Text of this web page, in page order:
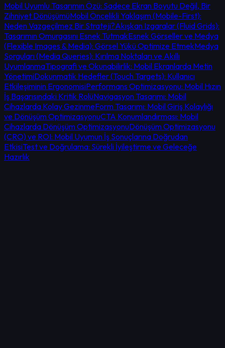
Mobil Uyumlu Tasarımın Özü: Sadece Ekran Boyutu Değil, Bir
Zihniyet DönüşümüMobil Öncelikli Yaklaşım (Mobile-First):
Neden Vazgeçilmez Bir Strateji?Akışkan Izgaralar (Fluid Grids):
Tasarımın Omurgasını Esnek TutmakEsnek Görseller ve Medya
(Flexible Images & Media): Görsel Yükü Optimize EtmekMedya
Sorguları (Media Queries): Kırılma Noktaları ve Akıllı
UyumlanmaTipografi ve Okunabilirlik: Mobil Ekranlarda Metin
YönetimiDokunmatik Hedefler (Touch Targets): Kullanıcı
Etkileşiminin ErgonomisiPerformans Optimizasyonu: Mobil Hızın
İş Başarısındaki Kritik RolüNavigasyon Tasarımı: Mobil
Cihazlarda Kolay GezinmeForm Tasarımı: Mobil Giriş Kolaylığı
ve Dönüşüm OptimizasyonuCTA Konumlandırması: Mobil
Cihazlarda Dönüşüm OptimizasyonuDönüşüm Optimizasyonu
(CRO) ve ROI: Mobil Uyumun İş Sonuçlarına Doğrudan
EtkisiTest ve Doğrulama: Sürekli İyileştirme ve Geleceğe
Hazırlık